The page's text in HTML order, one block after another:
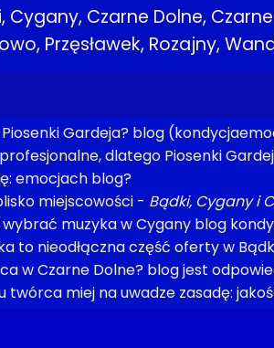
Cygany, Czarne Dolne,
Przęsławek, Rozajny,
Gardeja? blog
profesjonalne, dlatego Piosenki
emocjach blog?
miejscowości - Bądki, Cygany i
muzyka w Cygany blog
to nieodłączna część oferty w
w Czarne Dolne? blog jest
twórca miej na uwadze zasadę: